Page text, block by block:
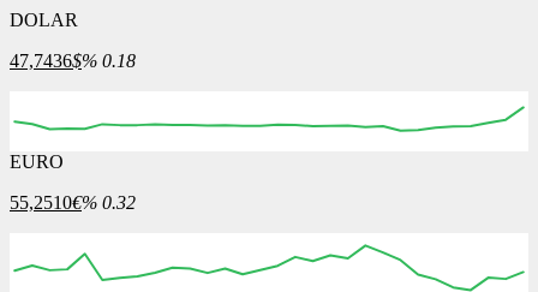
DOLAR
47,7436$% 0.18
EURO
55,2510€% 0.32